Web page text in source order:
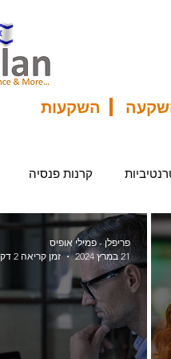
| השקעות
קרנות פנסיה
גמל להשקעה סקירה כלכליתפריפלן - פמילי אופיס
21 במרץ 2024
זמן קריאה 2 דקות